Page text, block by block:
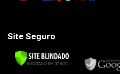
Site Seguro